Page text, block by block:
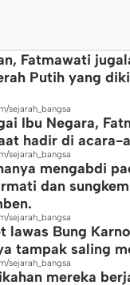
Fatmawati
Putih yang
sejarah_bangsa
Ibu Negara,
hadir di acara-
sejarah_bangsa
mengabdi
dan
sejarah_bangsa
lawas Bung
tampak saling
sejarah_bangsa
mereka